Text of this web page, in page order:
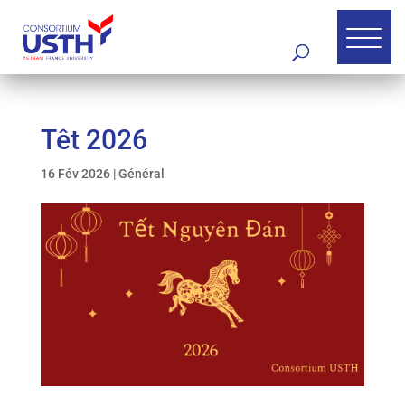
Têt 2026
16 Fév 2026|Général